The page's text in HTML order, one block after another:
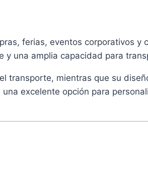
ferias, eventos corporativos y
una amplia capacidad para
mientras que su
excelente opción para